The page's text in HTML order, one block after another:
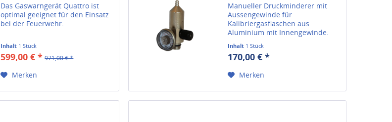
Das Gaswarngerät Quattro ist
optimal geeignet für den Einsatz
bei der Feuerwehr.
Inhalt 1 Stück
599,00 € * 971,00 € *
Merken
Manueller Druckminderer mit
Aussengewinde für
Kalibriergasflaschen aus
Aluminium mit Innengewinde.
Der Druckminderer passt auf
viele gängige
Kalibriergasflaschen von
Systems, Dräger und MSA Auer....
Inhalt 1 Stück
170,00 € *
Merken